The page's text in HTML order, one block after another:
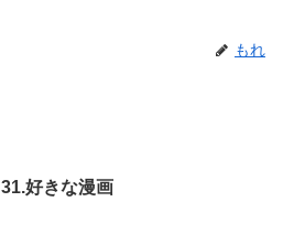
もれ
31.好きな漫画